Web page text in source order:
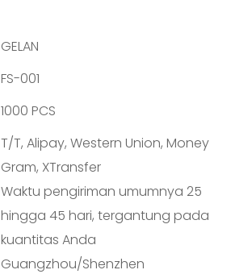
GELAN
FS-001
1000 PCS
T/T, Alipay, Western Union, Money
Gram, XTransfer
Waktu pengiriman umumnya 25
hingga 45 hari, tergantung pada
kuantitas Anda
Guangzhou/Shenzhen